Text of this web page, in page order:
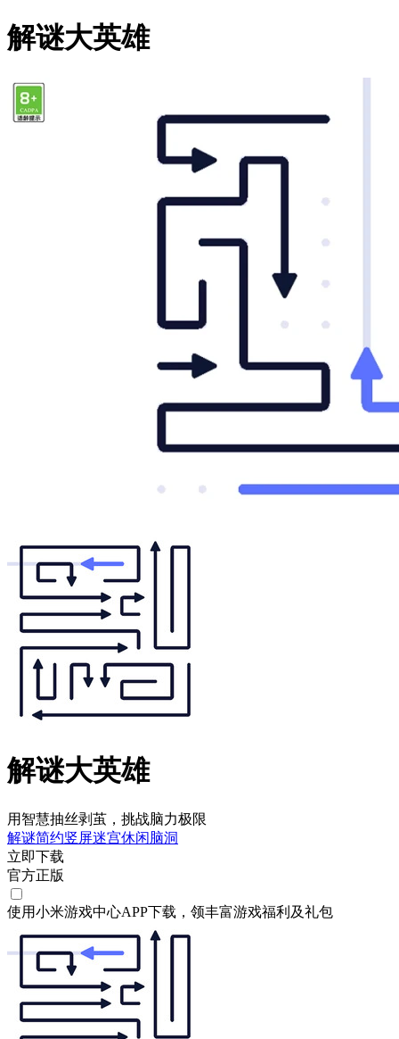
解谜大英雄
解谜大英雄
用智慧抽丝剥茧，挑战脑力极限
解谜简约竖屏迷宫休闲脑洞
立即下载
官方正版
使用小米游戏中心APP下载 ，领丰富游戏福利 及礼包